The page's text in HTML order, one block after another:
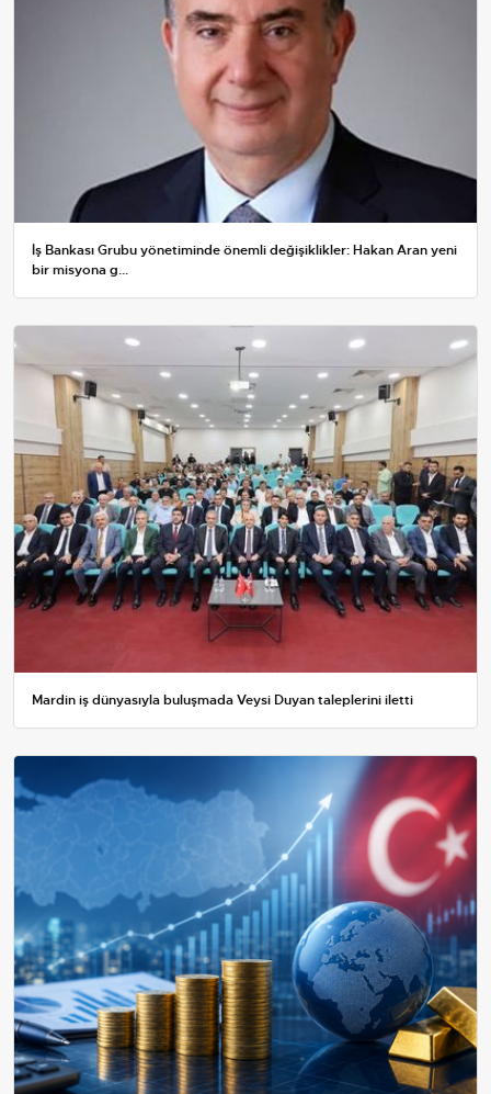
İş Bankası Grubu yönetiminde önemli değişiklikler: Hakan Aran yeni
bir misyona g...
Mardin iş dünyasıyla buluşmada Veysi Duyan taleplerini iletti